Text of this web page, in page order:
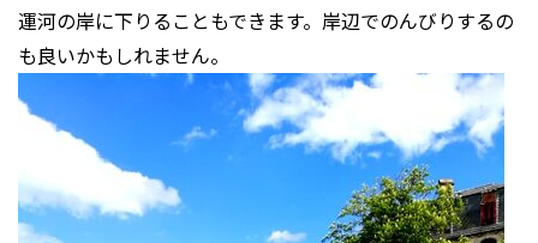
運河の岸に下りることもできます。岸辺でのんびりするの
も良いかもしれません。